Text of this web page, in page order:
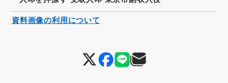
資料画像の利用について